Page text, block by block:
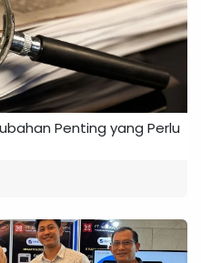
Penting yang Perlu